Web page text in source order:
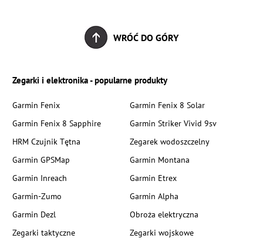
WRÓĆ DO GÓRY
Zegarki i elektronika - popularne produkty
Garmin Fenix
Garmin Fenix 8 Solar
Garmin Fenix 8 Sapphire
Garmin Striker Vivid 9sv
HRM Czujnik Tętna
Zegarek wodoszczelny
Garmin GPSMap
Garmin Montana
Garmin Inreach
Garmin Etrex
Garmin-Zumo
Garmin Alpha
Garmin Dezl
Obroża elektryczna
Zegarki taktyczne
Zegarki wojskowe